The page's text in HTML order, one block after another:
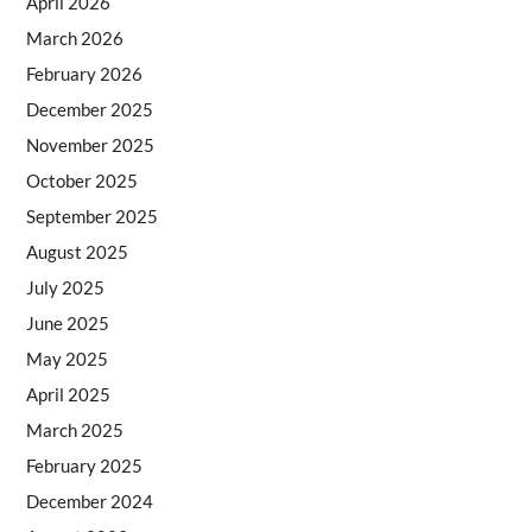
March 2026
February 2026
December 2025
November 2025
October 2025
September 2025
August 2025
July 2025
June 2025
May 2025
April 2025
March 2025
February 2025
December 2024